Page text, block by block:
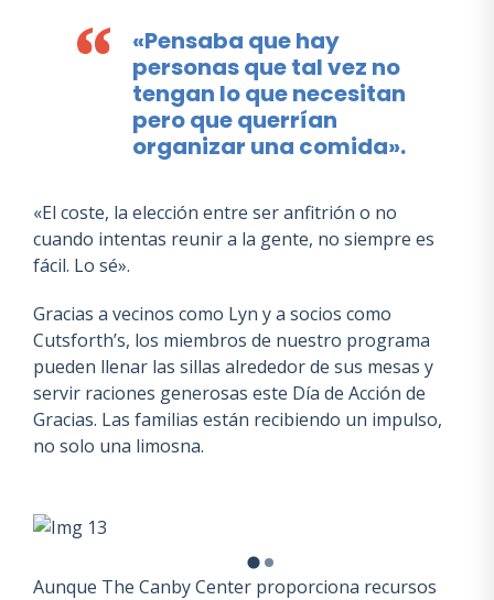
«Pensaba que hay
personas que tal vez no
tengan lo que necesitan
pero que querrían
organizar una comida».
«El coste, la elección entre ser anfitrión o no
cuando intentas reunir a la gente, no siempre es
fácil. Lo sé».
Gracias a vecinos como Lyn y a socios como
Cutsforth’s, los miembros de nuestro programa
pueden llenar las sillas alrededor de sus mesas y
servir raciones generosas este Día de Acción de
Gracias. Las familias están recibiendo un impulso,
no solo una limosna.
Aunque The Canby Center proporciona recursos